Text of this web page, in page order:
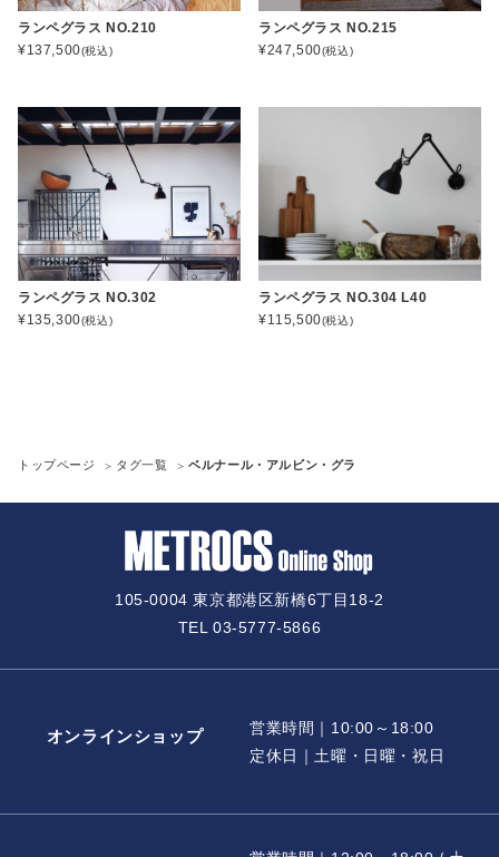
ランペグラス NO.210
¥137,500(税込)
ランペグラス NO.215
¥247,500(税込)
ランペグラス NO.302
¥135,300(税込)
ランペグラス NO.304 L40
¥115,500(税込)
トップページ タグ一覧 ベルナール・アルビン・グラ
105-0004 東京都港区新橋6丁目18-2
TEL 03-5777-5866
オンラインショップ
営業時間｜10:00～18:00
定休日｜土曜・日曜・祝日